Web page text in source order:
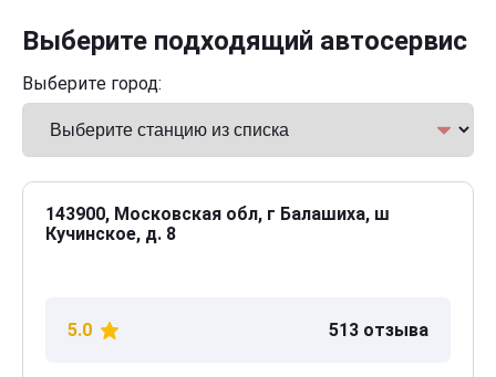
Выберите подходящий автосервис
Выберите город:
143900, Московская обл, г Балашиха, ш
Кучинское, д. 8
5.0 513 отзыва